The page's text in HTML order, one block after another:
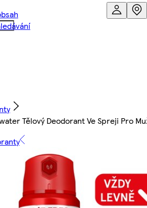
Tělový Deodorant Ve Spreji Pro